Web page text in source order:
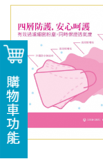
購物車功能